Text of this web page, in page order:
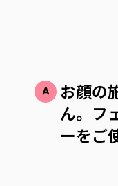
お顔の
ん。フ
ーをご